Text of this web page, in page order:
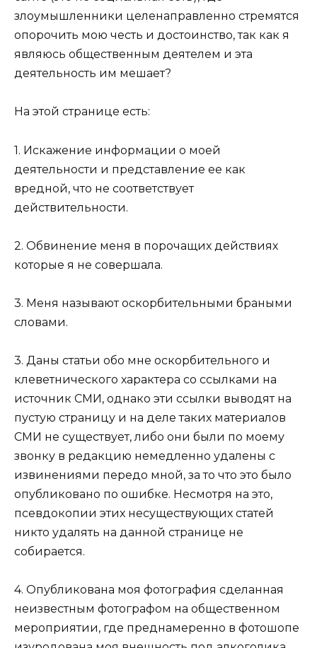
злоумышленники целенаправленно стремятся
опорочить мою честь и достоинство, так как я
являюсь общественным деятелем и эта
деятельность им мешает?
На этой странице есть:
1. Искажение информации о моей
деятельности и представление ее как
вредной, что не соответствует
действительности.
2. Обвинение меня в порочащих действиях
которые я не совершала.
3. Меня называют оскорбительными браными
словами.
3. Даны статьи обо мне оскорбительного и
клеветнического характера со ссылками на
источник СМИ, однако эти ссылки выводят на
пустую страницу и на деле таких материалов
СМИ не существует, либо они были по моему
звонку в редакцию немедленно удалены с
извинениями передо мной, за то что это было
опубликовано по ошибке. Несмотря на это,
псевдокопии этих несуществующих статей
никто удалять на данной странице не
собирается.
4. Опубликована моя фотография сделанная
неизвестным фотографом на общественном
мероприятии, где преднамеренно в фотошопе